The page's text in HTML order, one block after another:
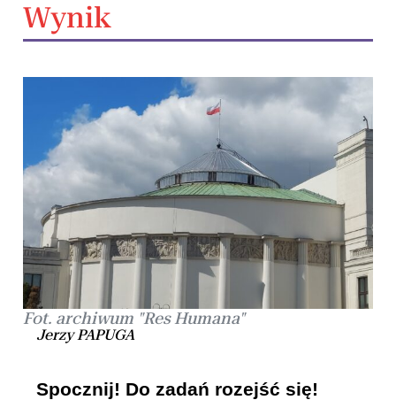
Wynik
Fot. archiwum "Res Humana"
Jerzy PAPUGA
Spocznij! Do zadań rozejść się!